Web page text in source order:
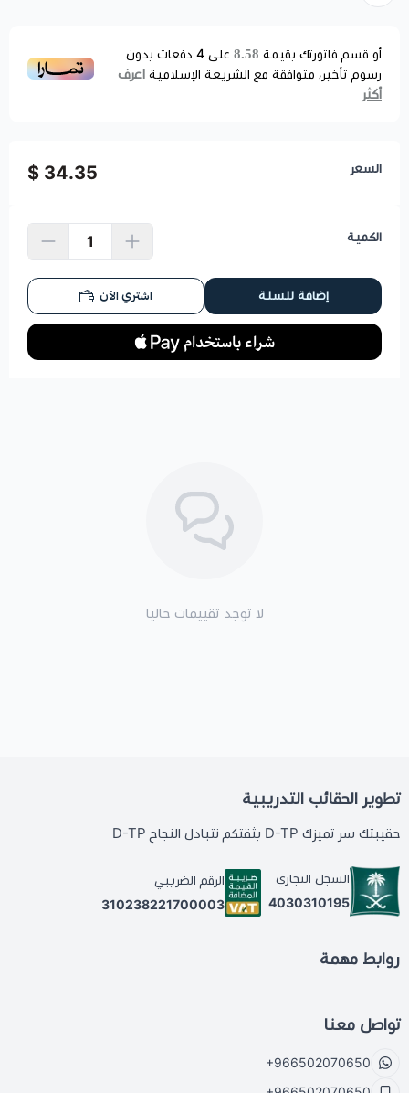
أو قسم فاتورتك بقيمة 8.58 على 4 دفعات بدون
رسوم تأخير، متوافقة مع الشريعة الإسلامية اعرف
أكثر
السعر 34.35 $
الكمية
إضافة للسلة اشتري الآن
لا توجد تقييمات حاليا
تطوير الحقائب التدريبية
حقيبتك سر تميزك D-TP بثقتكم نتبادل النجاح D-TP
السجل التجاري
4030310195
الرقم الضريبي
310238221700003
روابط مهمة
تواصل معنا
+966502070650